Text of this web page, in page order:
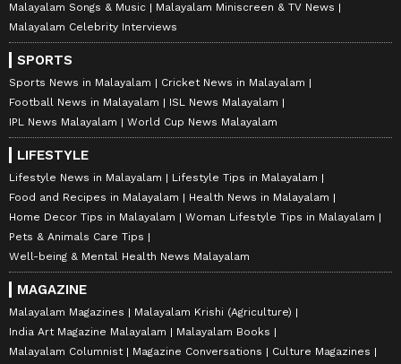
Malayalam Songs & Music
Malayalam Miniscreen & TV News
Malayalam Celebrity Interviews
SPORTS
Sports News in Malayalam
Cricket News in Malayalam
Football News in Malayalam
ISL News Malayalam
IPL News Malayalam
World Cup News Malayalam
LIFESTYLE
Lifestyle News in Malayalam
Lifestyle Tips in Malayalam
Food and Recipes in Malayalam
Health News in Malayalam
Home Decor Tips in Malayalam
Woman Lifestyle Tips in Malayalam
Pets & Animals Care Tips
Well-being & Mental Health News Malayalam
MAGAZINE
Malayalam Magazines
Malayalam Krishi (Agriculture)
India Art Magazine Malayalam
Malayalam Books
Malayalam Columnist
Magazine Conversations
Culture Magazines